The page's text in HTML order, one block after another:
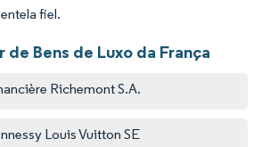
fiel.
Bens de Luxo da França
Richemont S.A.
Louis Vuitton SE